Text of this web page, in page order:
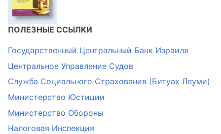
ПОЛЕЗНЫЕ ССЫЛКИ
Государственный Центральный Банк Израиля
Центральное Управление Судов
Служба Социального Страхования (Битуах Леуми)
Министерство Юстиции
Министерство Обороны
Налоговая Инспекция